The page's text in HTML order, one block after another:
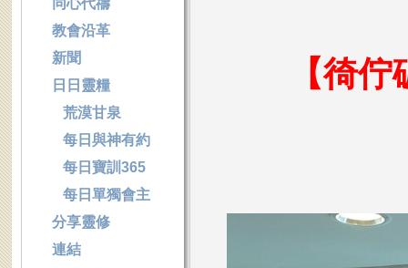
【徛
同心代禱
教會沿革
新聞
日日靈糧
荒漠甘泉
每日與神有約
每日寶訓365
每日單獨會主
分享靈修
連結